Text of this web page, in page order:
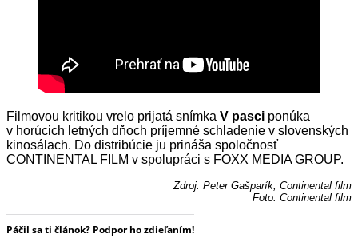
Filmovou kritikou vrelo prijatá snímka V pasci ponúka
v horúcich letných dňoch príjemné schladenie v slovenských
kinosálach. Do distribúcie ju prináša spoločnosť
CONTINENTAL FILM v spolupráci s FOXX MEDIA GROUP.
Zdroj: Peter Gašparík, Continental film
Foto: Continental film
Páčil sa ti článok? Podpor ho zdieľaním!